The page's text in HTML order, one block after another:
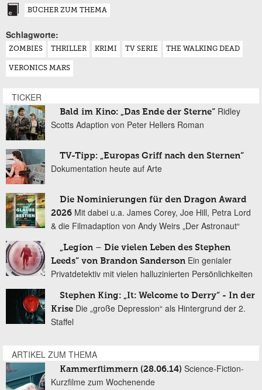
BÜCHER ZUM THEMA
Schlagworte:
ZOMBIES THRILLER KRIMI TV SERIE THE WALKING DEAD
VERONICS MARS
TICKER
Bald im Kino: „Das Ende der Sterne“ Ridley
Scotts Adaption von Peter Hellers Roman
TV-Tipp: „Europas Griff nach den Sternen“
Dokumentation heute auf Arte
Die Nominierungen für den Dragon Award
2026 Mit dabei u.a. James Corey, Joe Hill, Petra Lord
& die Filmadaption von Andy Weirs „Der Astronaut“
„Legion – Die vielen Leben des Stephen
Leeds“ von Brandon Sanderson Ein genialer
Privatdetektiv mit vielen halluzinierten Persönlichkeiten
Stephen King: „It: Welcome to Derry“ - In der
Krise Die „große Depression“ als Hintergrund der 2.
Staffel
ARTIKEL ZUM THEMA
Kammerflimmern (28.06.14) Science-Fiction-
Kurzfilme zum Wochenende